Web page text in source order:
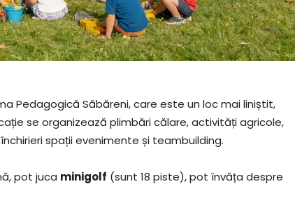
Pedagogică Săbăreni, care este un loc mai liniștit,
se organizează plimbări călare, activități agricole,
spații evenimente și teambuilding.
pot juca minigolf (sunt 18 piste), pot învăța despre